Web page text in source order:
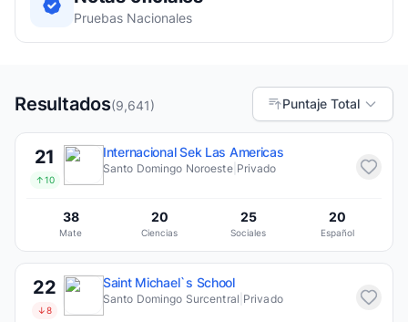
Pruebas Nacionales
Resultados(9,641) Puntaje Total
21
↑10
Internacional Sek Las Americas
Santo Domingo Noroeste| Privado
38
Mate
20
Ciencias
25
Sociales
20
Español
22
↓8
Saint Michael`s School
Santo Domingo Surcentral Privado